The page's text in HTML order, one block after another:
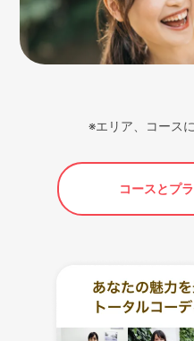
※エリア、コース
コースとプ